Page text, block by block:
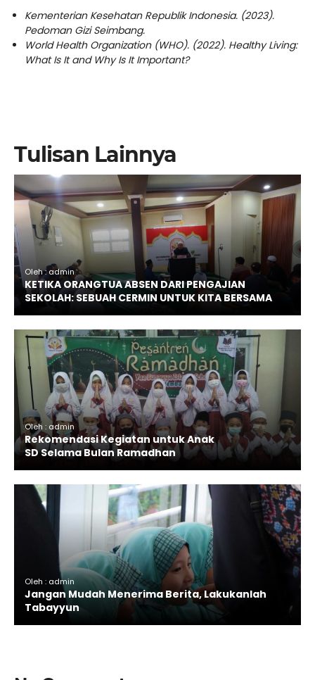
Kementerian Kesehatan Republik Indonesia. (2023).
Pedoman Gizi Seimbang.
World Health Organization (WHO). (2022). Healthy Living:
What Is It and Why Is It Important?
Tulisan Lainnya
Oleh : admin
KETIKA ORANGTUA ABSEN DARI PENGAJIAN
SEKOLAH: SEBUAH CERMIN UNTUK KITA BERSAMA
Oleh : admin
Rekomendasi Kegiatan untuk Anak
SD Selama Bulan Ramadhan
Oleh : admin
Jangan Mudah Menerima Berita, Lakukanlah
Tabayyun